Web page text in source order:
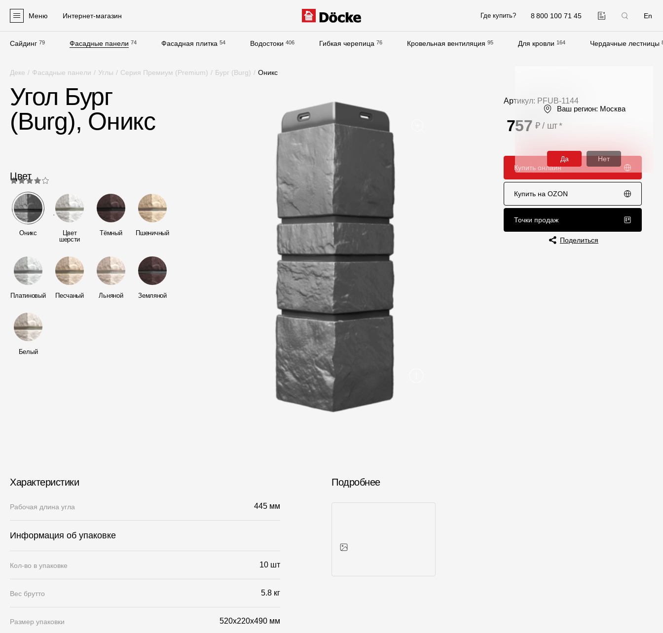
8 800 100 71 45 En
Меню Интернет-магазин Где купить?
Сайдинг 79 Фасадные панели 74 Фасадная плитка 54 Водостоки 406 Гибкая черепица 76 Кровельная вентиляция 95 Для кровли 164 Чердачные лестницы
Сайдинг
Софиты
Фасадные панели
Пленки и мембраны
Мягкая кровля
Однослойная черепица
Ламинированная черепица
Комплектующие к кровле
Кровельная вентиляция
Водостоки
Пластиковые водосточные
Технические листы
Рекламные материалы
Сертификаты
Гарантии
Чертежи
Текстуры
Фото объектов
Вопрос-ответ/Faq
Статьи
Сервисы
Конструктор
Калькулятор
Цены
Качество фасадов
Отправка рекламации
Предложения по сотрудничеству
Вакансии
Деке / Фасадные панели / Углы / Серия Премиум (Premium) / Бург (Burg) / Оникс
Угол Бург
(Burg), Оникс
4.0
Артикул: PFUB-1144
757 ₽ / шт*
Цвет
Оникс
Цвет
шерсти
Тёмный Пшеничный
Платиновый Песчаный Льняной Земляной
Белый
Купить онлайн
Купить на OZON
Точки продаж
Поделиться
Характеристики
Рабочая длина угла 445 мм
Информация об упаковке
Кол-во в упаковке 10 шт
Вес брутто 5.8 кг
Размер упаковки 520x220x490 мм
Подробнее
Ваш регион: Москва
Да Нет